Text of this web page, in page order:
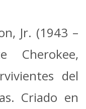
Jr. (1943 –
del
Criado en